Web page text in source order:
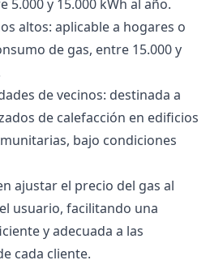
5.000 y 15.000 kWh al año.
altos: aplicable a hogares o
de gas, entre 15.000 y
de vecinos: destinada a
de calefacción en edificios
bajo condiciones
ajustar el precio del gas al
usuario, facilitando una
y adecuada a las
cada cliente.